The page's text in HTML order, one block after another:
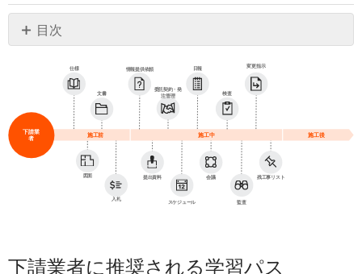
目次
者
に
推
習
図面
施工中
下請業
者
提出資料
入札
スケジュール
仕様
文書
委託契約・発
注管理
日報
施工前 施工後
検査
会議
情報提供依頼
変更指示
監査
残工事リスト
下請業者に推奨される学習パス